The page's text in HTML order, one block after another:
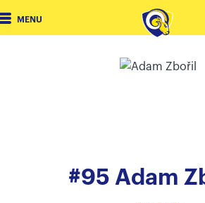
MENU
#95 Adam